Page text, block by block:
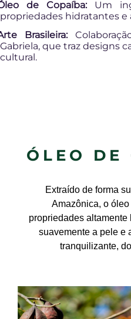
de Copaíba:Um
propriedades hidratantes
Brasileira:
Gabriela, que traz designs
cultural.
ÓLEO DE
Extraído de forma
Amazônica, o
propriedades
suavemente a pele e
tranquilizante,